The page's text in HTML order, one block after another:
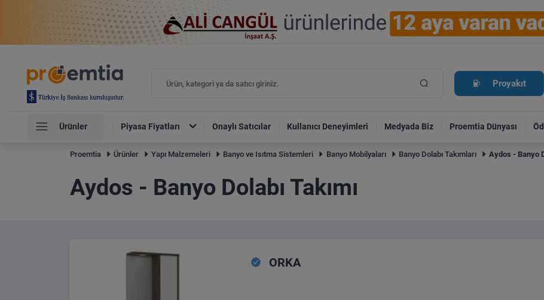
Proyakıt
Ürünler Piyasa Fiyatları Onaylı Satıcılar Kullanıcı Deneyimleri Medyada Biz Proemtia Dünyası
Proemtia Ürünler Yapı Malzemeleri Banyo ve Isıtma Sistemleri Banyo Mobilyaları Banyo Dolabı Takımları Aydos - Banyo
Aydos - Banyo Dolabı Takımı
ORKA